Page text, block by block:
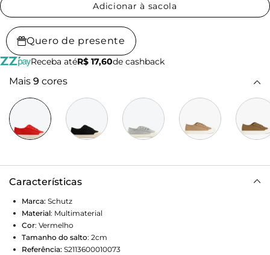
Adicionar à sacola
Quero de presente
Receba atéR$ 17,60de cashback
Mais 9 cores
Características
Marca: Schutz
Material: Multimaterial
Cor: Vermelho
Tamanho do salto: 2cm
Referência: S2113600010073